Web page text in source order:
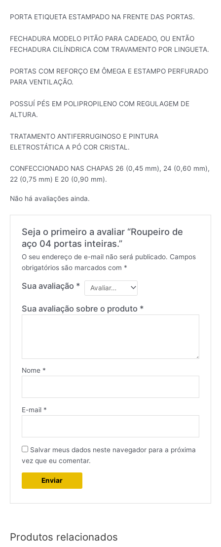
PORTA ETIQUETA ESTAMPADO NA FRENTE DAS PORTAS.
FECHADURA MODELO PITÃO PARA CADEADO, OU ENTÃO
FECHADURA CILÍNDRICA COM TRAVAMENTO POR LINGUETA.
PORTAS COM REFORÇO EM ÔMEGA E ESTAMPO PERFURADO
PARA VENTILAÇÃO.
POSSUÍ PÉS EM POLIPROPILENO COM REGULAGEM DE
ALTURA.
TRATAMENTO ANTIFERRUGINOSO E PINTURA
ELETROSTÁTICA A PÓ COR CRISTAL.
CONFECCIONADO NAS CHAPAS 26 (0,45 mm), 24 (0,60 mm),
22 (0,75 mm) E 20 (0,90 mm).
Não há avaliações ainda.
Seja o primeiro a avaliar “Roupeiro de
aço 04 portas inteiras.”
O seu endereço de e-mail não será publicado. Campos
obrigatórios são marcados com *
Sua avaliação *
Sua avaliação sobre o produto *
Nome *
E-mail *
Salvar meus dados neste navegador para a próxima
vez que eu comentar.
Produtos relacionados